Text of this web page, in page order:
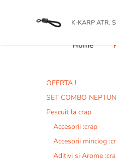
Home
OFERTA !
SET COMBO NEPTUN
Pescuit la crap
Accesorii :crap
Accesorii minciog
Aditivi si Arome
K-KARP ATR.